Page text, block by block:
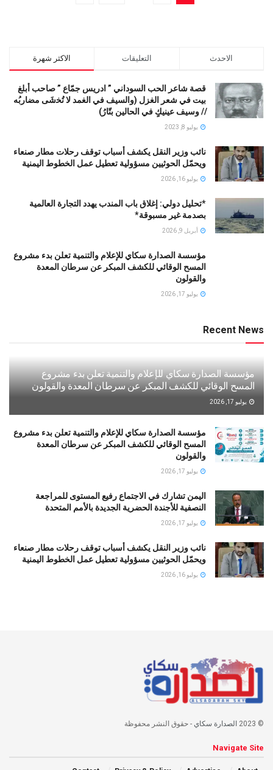
الاكثر شهرة التعليقات الاحدث
قصة شاعر الحب السوداني ” ادريس جمّاع ” صاحب أبلغ
بيت في شعر الغزل (وﺍﻟﺴﻴﻒ ﻓﻲ الغمد ﻻ ﺗُﺨشَى مضاربُه
// ﻭﺳﻴﻒ ﻋﻴﻨﻴﻚٍ ﻓﻲ ﺍﻟﺤﺎﻟﻴﻦ ﺑﺘّﺎﺭُ)
يوليو 8, 2023
نائب وزير النقل يكشف أسباب توقف رحلات مطار صنعاء
ويحمّل الحوثيين مسؤولية تعطيل عمل الخطوط اليمنية
يوليو 16, 2026
*تحليل دولي: إغلاق باب المندب يهدد التجارة العالمية
بصدمة غير مسبوقة*
أبريل 9, 2026
مؤسسة الصدارة سكاي للإعلام والتنمية تعلن بدء مشروع
المسح الوقائي للكشف المبكر عن سرطان المعدة
والقولون
يوليو 17, 2026
Recent News
مؤسسة الصدارة سكاي للإعلام والتنمية تعلن بدء مشروع
المسح الوقائي للكشف المبكر عن سرطان المعدة والقولون
يوليو 17, 2026
مؤسسة الصدارة سكاي للإعلام والتنمية تعلن بدء مشروع
المسح الوقائي للكشف المبكر عن سرطان المعدة
والقولون
يوليو 17, 2026
اليمن تشارك في الاجتماع رفيع المستوى للمراجعة
النصفية للأجندة الحضرية الجديدة بالأمم المتحدة
يوليو 17, 2026
نائب وزير النقل يكشف أسباب توقف رحلات مطار صنعاء
ويحمّل الحوثيين مسؤولية تعطيل عمل الخطوط اليمنية
يوليو 16, 2026
© 2023 الصدارة سكاي - حقوق النشر محفوظة
Navigate Site